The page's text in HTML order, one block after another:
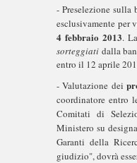
- Preselezione sulla
esclusivamente per
4 febbraio 2013.
sorteggiati dalla
entro il 12 aprile
- Valutazione dei
coordinatore entro
Comitati di
Ministero su
Garanti della
giudizio", dovrà